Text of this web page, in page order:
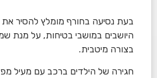
בעת נסיעה בחורף מומלץ להסיר את
היושבים במושבי בטיחות, על מנת
בצורה מיטבית.
חגירה של הילדים ברכב עם מעיל